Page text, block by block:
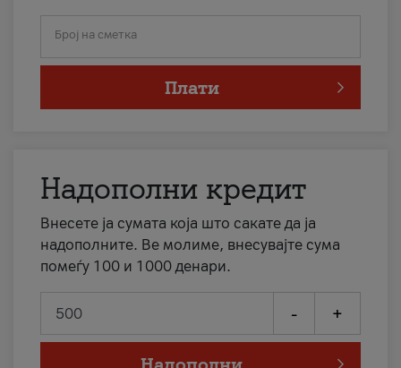
Број на сметка
Плати
Надополни кредит
Внесете ја сумата која што сакате да ја
надополните. Ве молиме, внесувајте сума
помеѓу 100 и 1000 денари.
- +